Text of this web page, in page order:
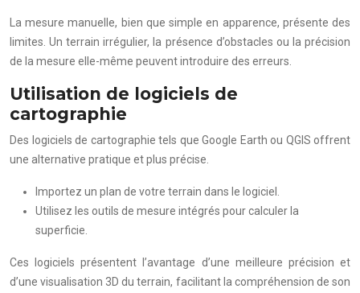
La mesure manuelle, bien que simple en apparence, présente des
limites. Un terrain irrégulier, la présence d’obstacles ou la précision
de la mesure elle-même peuvent introduire des erreurs.
Utilisation de logiciels de
cartographie
Des logiciels de cartographie tels que Google Earth ou QGIS offrent
une alternative pratique et plus précise.
Importez un plan de votre terrain dans le logiciel.
Utilisez les outils de mesure intégrés pour calculer la
superficie.
Ces logiciels présentent l’avantage d’une meilleure précision et
d’une visualisation 3D du terrain, facilitant la compréhension de son